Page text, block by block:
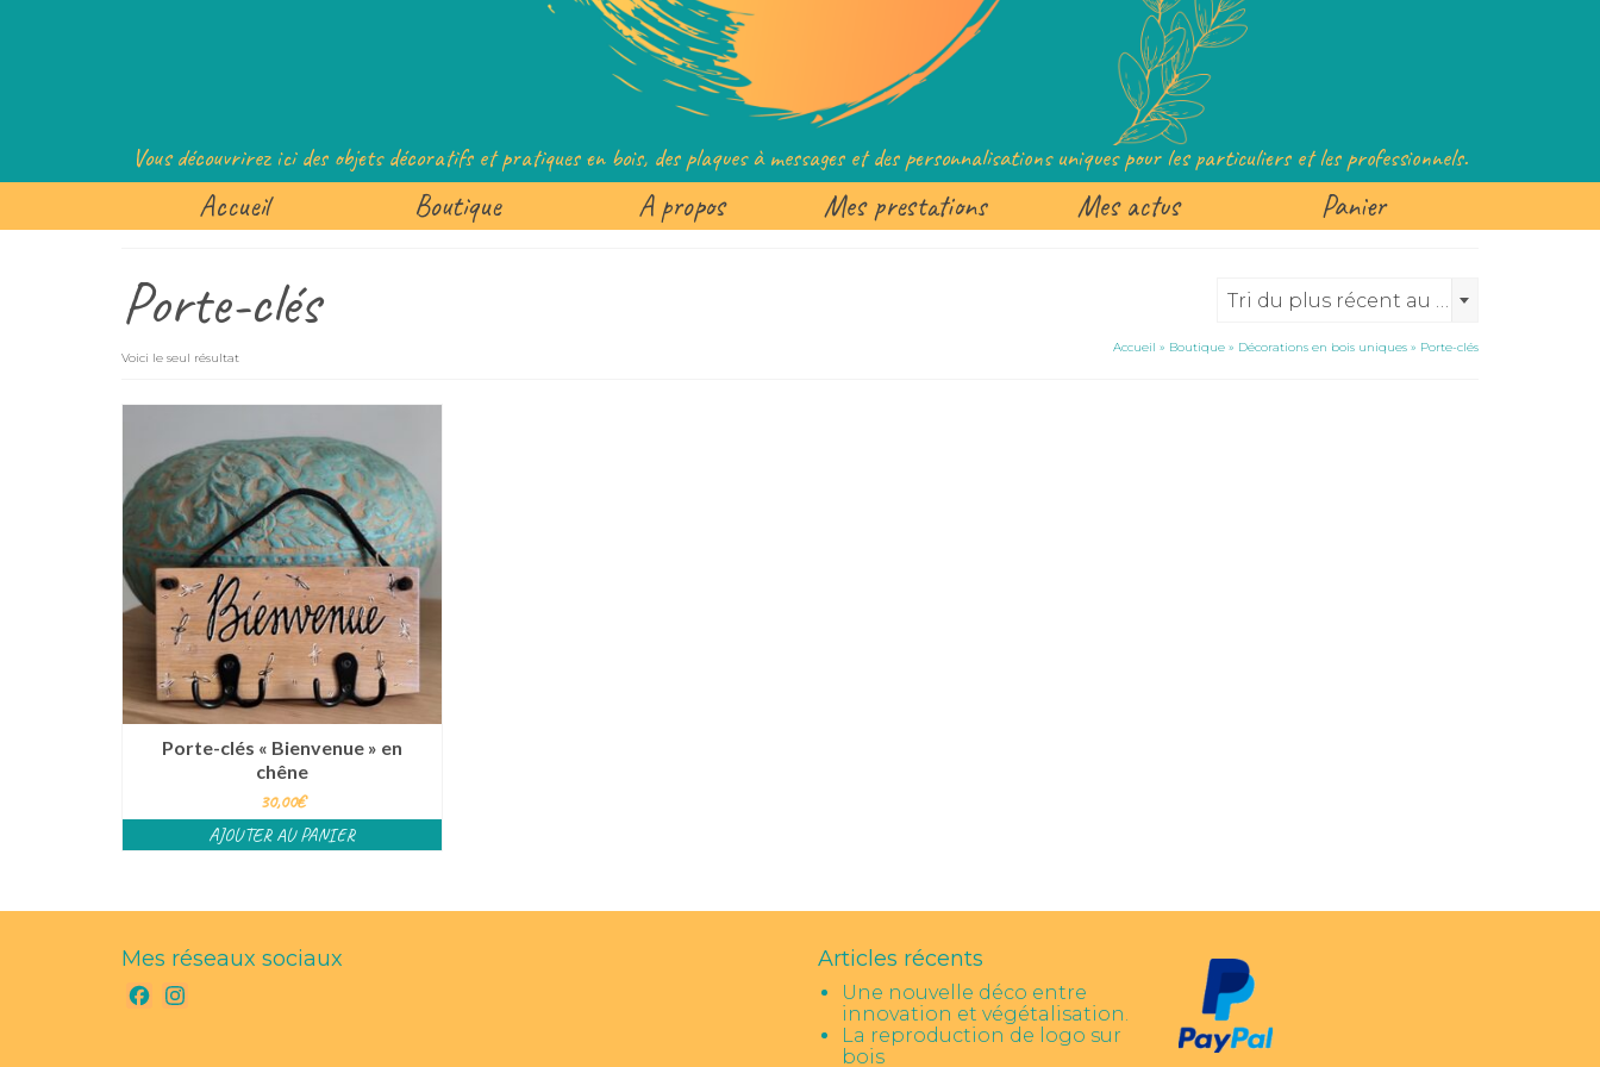
Vous découvrirez ici des objets décoratifs et pratiques en bois, des plaques à messages et des personnalisations uniques pour les particuliers et les professionnels.
Accueil Boutique A propos Mes prestations Mes actus Panier
Porte-clés
Voici le seul résultat
Tri du plus récent au plus ancien
Accueil » Boutique » Décorations en bois uniques » Porte-clés
Porte-clés « Bienvenue » en
chêne
30,00€
AJOUTER AU PANIER
Mes réseaux sociaux
Facebook
Articles récents
Une nouvelle déco entre
innovation et végétalisation.
La reproduction de logo sur
bois